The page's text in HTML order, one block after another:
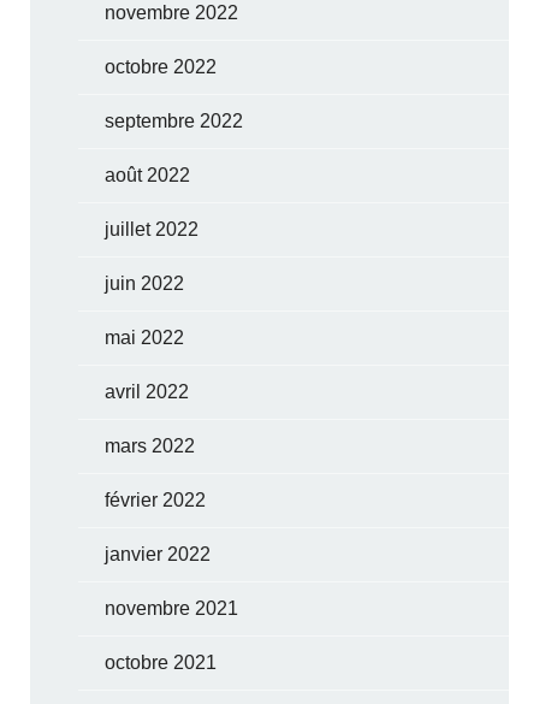
novembre 2022
octobre 2022
septembre 2022
août 2022
juillet 2022
juin 2022
mai 2022
avril 2022
mars 2022
février 2022
janvier 2022
novembre 2021
octobre 2021